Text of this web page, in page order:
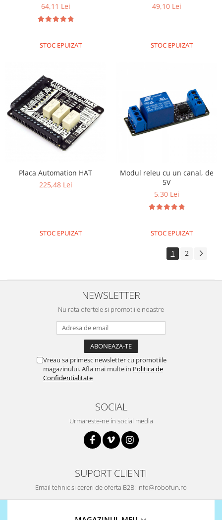
64,11 Lei
STOC EPUIZAT
49,10 Lei
STOC EPUIZAT
Placa Automation HAT
225,48 Lei
STOC EPUIZAT
Modul releu cu un canal, de
5V
5,30 Lei
STOC EPUIZAT
1 2
NEWSLETTER
Nu rata ofertele si promotiile noastre
Vreau sa primesc newsletter cu promotiile
magazinului. Afla mai multe in Politica de
Confidentialitate
SOCIAL
Urmareste-ne in social media
SUPORT CLIENTI
Email tehnic si cereri de oferta B2B: info@robofun.ro